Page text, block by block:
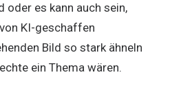
es kann auch sein,
KI-geschaffen
Bild so stark ähneln
ein Thema wären.